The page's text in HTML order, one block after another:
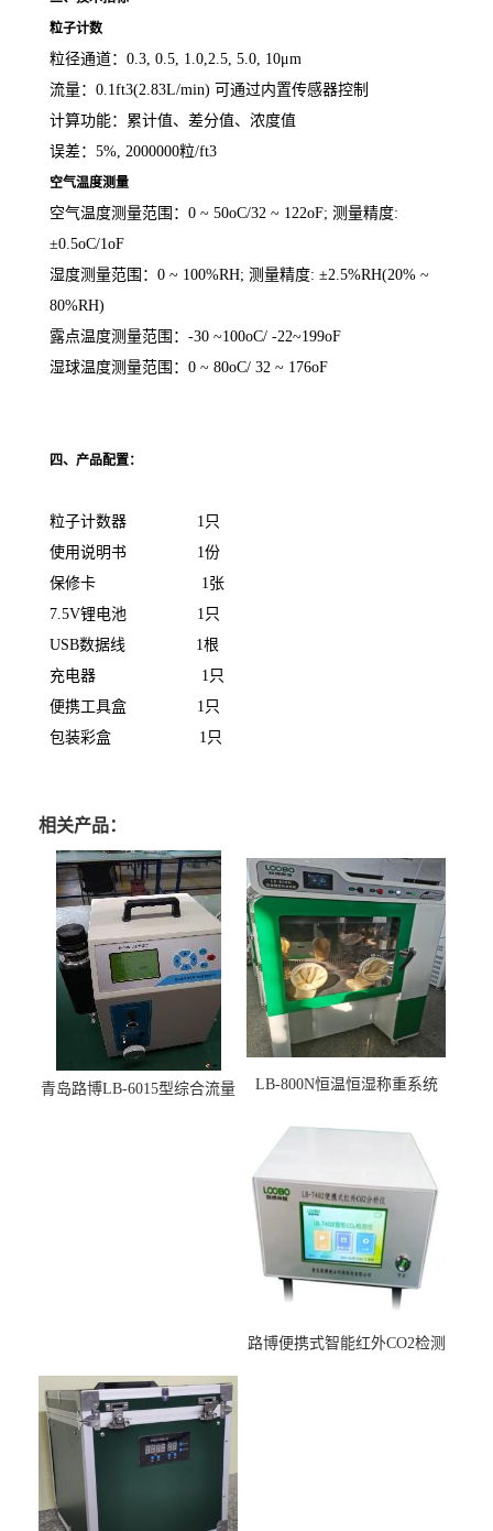
粒子计数
粒径通道： 0.3, 0.5, 1.0,2.5, 5.0, 10μm
流量： 0.1ft3(2.83L/min) 可通过内置传感器控制
计算功能：累计值、差分值、浓度值
误差： 5%, 2000000粒/ft3
空气温度测量
空气温度测量范围： 0 ~ 50oC/32 ~ 122oF; 测量精度:
±0.5oC/1 oF
湿度测量范围： 0 ~ 100%RH; 测量精度: ±2.5%RH(20% ~
80%RH)
露点温度测量范围： -30 ~100oC/ -22~199oF
湿球温度测量范围： 0 ~ 80oC/ 32 ~ 176oF
四、产品配置：
粒子计数器 1 只
使用说明书 1 份
保修卡 1 张
7.5V锂电池 1 只
USB数据线 1 根
充电器 1 只
便携工具盒 1 只
包装彩盒 1 只
相关产品：
青岛路博LB-6015型综合流量
LB-800N恒温恒湿称重系统
路博便携式智能红外CO2检测